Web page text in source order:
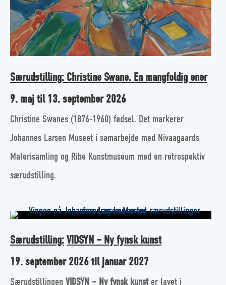
Særudstilling: Christine Swane. En mangfoldig ener
9. maj til 13. september 2026
Christine Swanes (1876-1960) fødsel. Det markerer
Johannes Larsen Museet i samarbejde med Nivaagaards
Malerisamling og Ribe Kunstmuseum med en retrospektiv
særudstilling.
Særudstilling:VIDSYN – Ny fynsk kunst
19. september 2026 til januar 2027
Særudstillingen VIDSYN – Ny fynsk kunster lavet i